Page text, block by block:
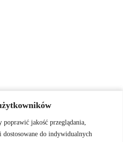
jakość przeglądania,
do indywidualnych
jakość przeglądania,
do indywidualnych